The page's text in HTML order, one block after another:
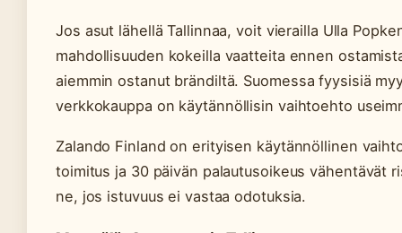
Jos asut lähellä Tallinnaa, voit vierailla Ulla
mahdollisuuden kokeilla vaatteita ennen
aiemmin ostanut brändiltä. Suomessa fyysisiä
verkkokauppa on käytännöllisin vaihtoehto
Zalando Finland on erityisen käytännöllinen
toimitus ja 30 päivän palautusoikeus vähentävät
ne, jos istuvuus ei vastaa odotuksia.